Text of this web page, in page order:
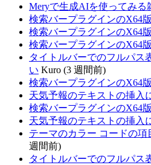
Meryで生成AIを使ってみる
検索バープラグインのX64
検索バープラグインのX64
検索バープラグインのX64
タイトルバーでのフルパス
い Kuro (3 週間前)
検索バープラグインのX64
天気予報のテキストの挿入
検索バープラグインのX64
天気予報のテキストの挿入
テーマのカラー コードの項
週間前)
タイトルバーでのフルパス